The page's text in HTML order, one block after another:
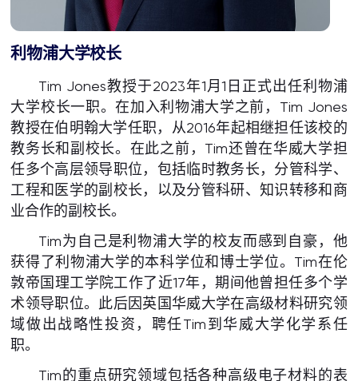
利物浦大学校长
Tim Jones教授于2023年1月1日正式出任利物浦
大学校长一职。在加入利物浦大学之前，Tim Jones
教授在伯明翰大学任职，从2016年起相继担任该校的
教务长和副校长。在此之前，Tim还曾在华威大学担
任多个高层领导职位，包括临时教务长，分管科学、
工程和医学的副校长，以及分管科研、知识转移和商
业合作的副校长。
Tim为自己是利物浦大学的校友而感到自豪，他
获得了利物浦大学的本科学位和博士学位。Tim在伦
敦帝国理工学院工作了近17年，期间他曾担任多个学
术领导职位。此后因英国华威大学在高级材料研究领
域做出战略性投资，聘任Tim到华威大学化学系任
职。
Tim的重点研究领域包括各种高级电子材料的表